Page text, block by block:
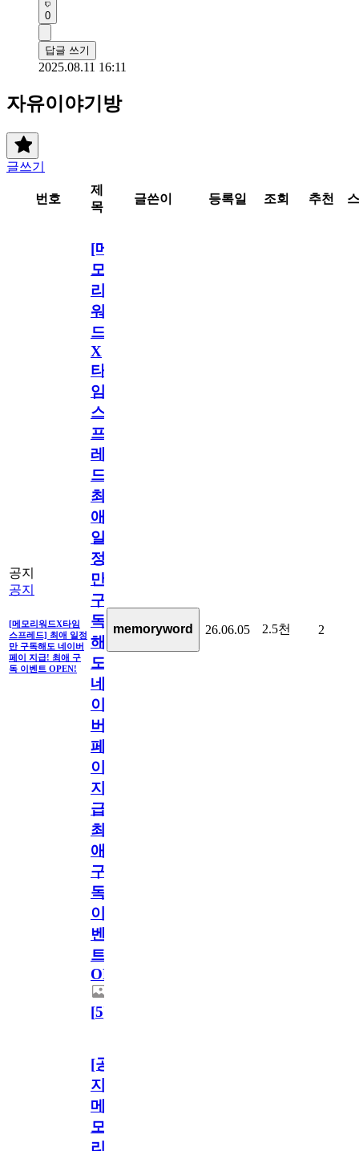
0
답글 쓰기
2025.08.11 16:11
자유이야기방
글쓰기
번호
제
목
글쓴이 등록일 조회 추천
공지
공지
[메모리워드X타임
스프레드] 최애 일정
만 구독해도 네이버
페이 지급! 최애 구
독 이벤트 OPEN!
[메
모
리
워
드
X
타
임
스
프
레
드]
최
애
일
정
만
구
독
해
도
네
이
버
페
이
지
급!
최
애
구
독
이
벤
트
OPEN!
[5]
memoryword 26.06.05 2.5천 2
[공
지]
메
모